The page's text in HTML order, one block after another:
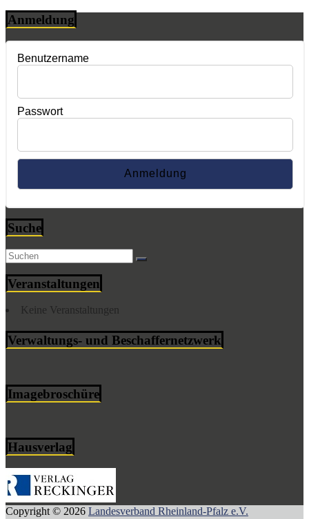
Anmeldung
Benutzername
Passwort
Suche
Veranstaltungen
Keine Veranstaltungen
Verwaltungs- und Beschaffernetzwerk
Imagebroschüre
Hausverlag
Copyright © 2026 Landesverband Rheinland-Pfalz e.V.